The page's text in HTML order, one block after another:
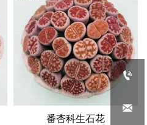
番杏科生石花

